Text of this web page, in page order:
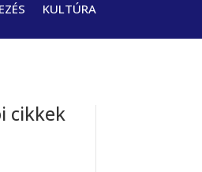
KULTÚRA
cikkek